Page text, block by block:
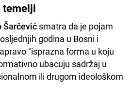
temelji
Šarčević smatra da je pojam
godina u Bosni i
"isprazna forma u koju
ubacuju sadržaj u
ili drugom ideološkom